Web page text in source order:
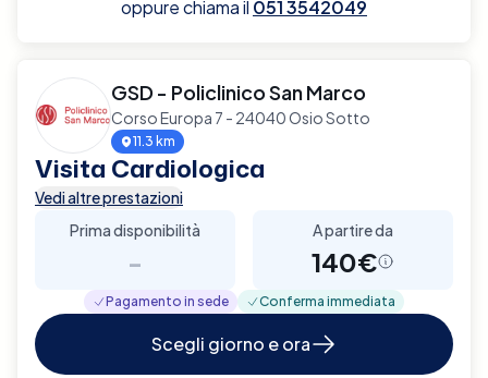
oppure chiama il 051 3542049
GSD - Policlinico San Marco
Corso Europa 7 - 24040 Osio Sotto
11.3 km
Visita Cardiologica
Vedi altre prestazioni
Prima disponibilità
-
A partire da
140€
Pagamento in sede Conferma immediata
Scegli giorno e ora